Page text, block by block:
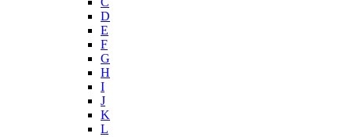
D
E
F
G
H
I
J
K
L